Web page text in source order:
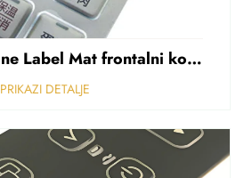
Glossy membrane Label Mat frontalni kontrolni panel Sticker Refuziran polikarbonat Grafički preklapanje
PRIKAZI DETALJE